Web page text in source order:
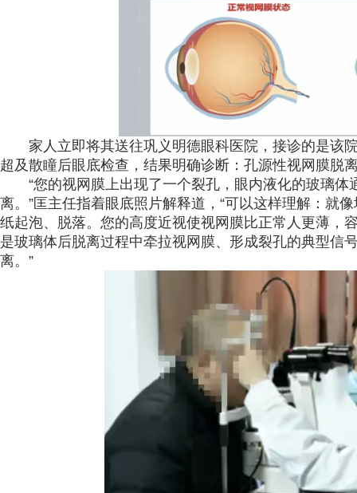
家人立即将其送往巩义明德眼科医院，接诊的是该
超及散瞳后眼底检查，结果明确诊断：孔源性视网膜脱
“您的视网膜上出现了一个裂孔，眼内液化的玻璃
离。”匡主任指着眼底照片解释道，“可以这样理解：就
纸起泡、脱落。您的高度近视使视网膜比正常人更薄，
是玻璃体后脱离过程中牵拉视网膜、形成裂孔的典型信
离。”